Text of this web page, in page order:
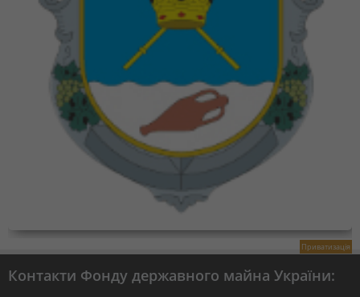
Приватизація
Контакти Фонду державного майна України: